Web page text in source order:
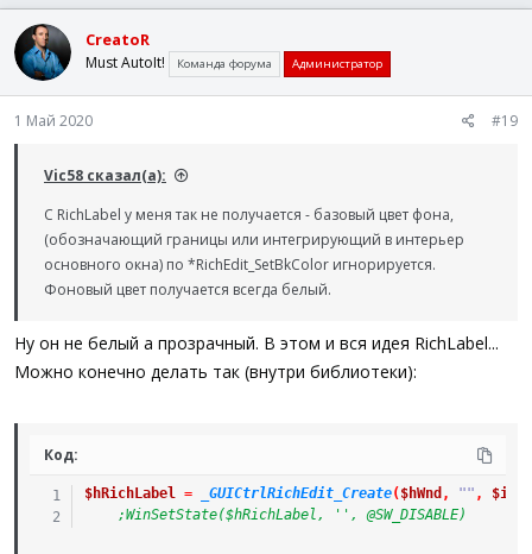
CreatoR
Must AutoIt! Команда форума Администратор
1 Май 2020 #19
Vic58 сказал(а):
С RichLabel у меня так не получается - базовый цвет фона,
(обозначающий границы или интегрирующий в интерьер
основного окна) по *RichEdit_SetBkColor игнорируется.
Фоновый цвет получается всегда белый.
Ну он не белый а прозрачный. В этом и вся идея RichLabel...
Можно конечно делать так (внутри библиотеки):
Код:
$hRichLabel = _GUICtrlRichEdit_Create( $hWnd , "" ,
;WinSetState($hRichLabel, '', @SW_DISABLE)